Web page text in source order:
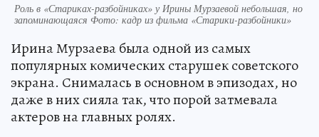
Роль в «Стариках-разбойниках» у Ирины Мурзаевой небольшая, но
запоминающаяся Фото: кадр из фильма «Старики-разбойники»
Ирина Мурзаева была одной из самых
популярных комических старушек советского
экрана. Снималась в основном в эпизодах, но
даже в них сияла так, что порой затмевала
актеров на главных ролях.